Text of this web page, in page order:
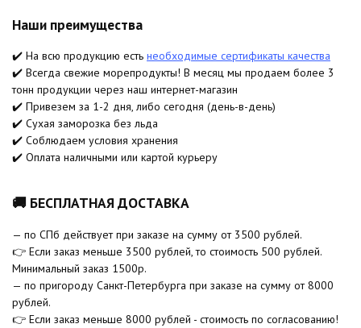
Наши преимущества
✔️ На всю продукцию есть необходимые сертификаты качества
✔️ Всегда свежие морепродукты! В месяц мы продаем более 3
тонн продукции через наш интернет-магазин
✔️ Привезем за 1-2 дня, либо сегодня (день-в-день)
✔️ Сухая заморозка без льда
✔️ Соблюдаем условия хранения
✔️ Оплата наличными или картой курьеру
🚚 БЕСПЛАТНАЯ ДОСТАВКА
— по СПб действует при заказе на сумму от 3500 рублей.
👉 Если заказ меньше 3500 рублей, то стоимость 500 рублей.
Минимальный заказ 1500р.
— по пригороду Санкт-Петербурга при заказе на сумму от 8000
рублей.
👉 Если заказ меньше 8000 рублей - стоимость по согласованию!